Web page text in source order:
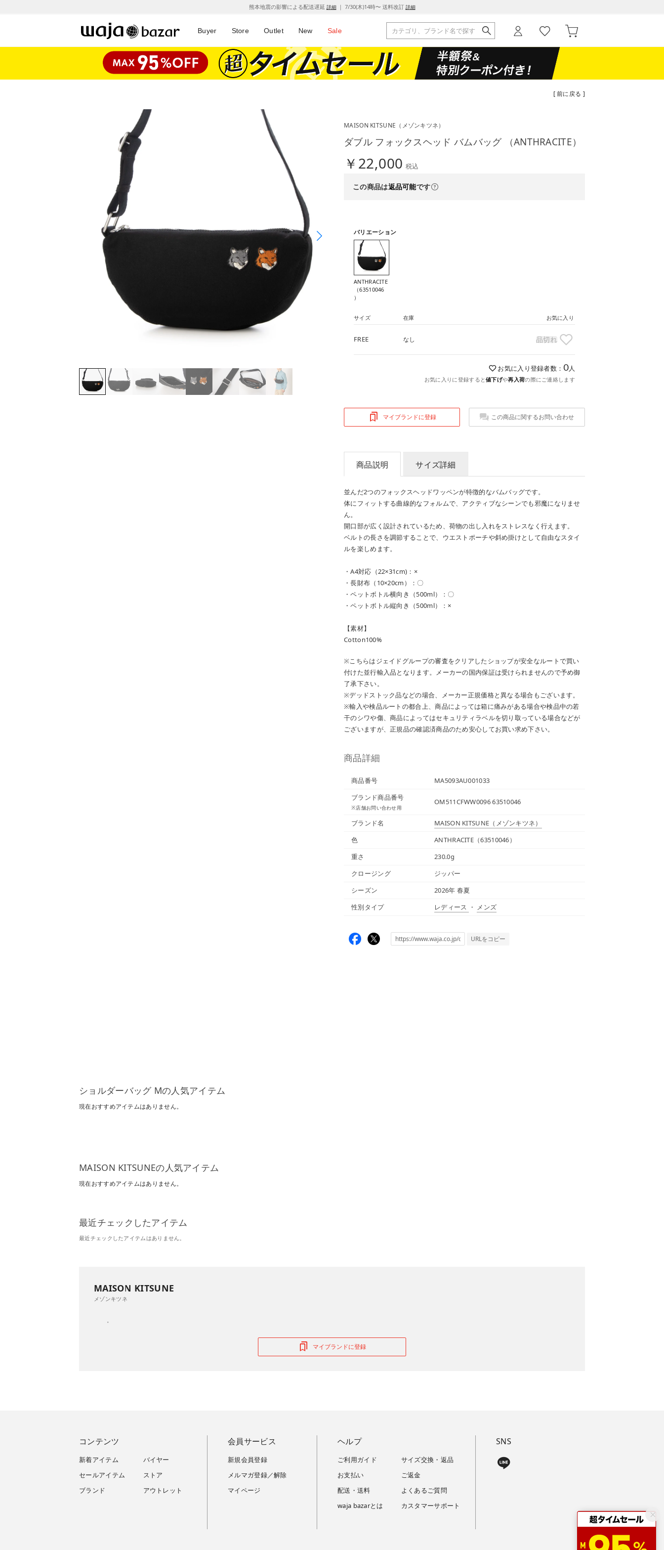
熊本地震の影響による配送遅延 詳細｜ 7/30(木)14時〜 送料改訂 詳細
Buyer Store Outlet New Sale
[ 前に戻る ]
MAISON KITSUNE （メゾンキツネ）
ダブル フォックスヘッド バムバッグ （ANTHRACITE）
￥22,000 税込
この商品は返品可能です
バリエーション
ANTHRACITE
（63510046
）
サイズ 在庫 お気に入り
FREE なし 品切れ
お気に入り登録者数： 0人
お気に入りに登録すると値下げや再入荷の際にご連絡します
マイブランドに登録 この商品に関するお問い合わせ
商品説明 サイズ詳細
並んだ2つのフォックスヘッドワッペンが特徴的なバムバッグです。
体にフィットする曲線的なフォルムで、アクティブなシーンでも邪魔になりませ
ん。
開口部が広く設計されているため、荷物の出し入れをストレスなく行えます。
ベルトの長さを調節することで、ウエストポーチや斜め掛けとして自由なスタイ
ルを楽しめます。
・A4対応（22×31cm)：×
・長財布（10×20cm）：〇
・ペットボトル横向き（500ml）：〇
・ペットボトル縦向き（500ml）：×
【素材】
Cotton100%
※こちらはジェイドグループの審査をクリアしたショップが安全なルートで買い
付けた並行輸入品となります。メーカーの国内保証は受けられませんので予め御
了承下さい。
※デッドストック品などの場合、メーカー正規価格と異なる場合もございます。
※輸入や検品ルートの都合上、商品によっては箱に痛みがある場合や検品中の若
干のシワや傷、商品によってはセキュリティラベルを切り取っている場合などが
ございますが、正規品の確認済商品のため安心してお買い求め下さい。
商品詳細
商品番号
MA5093AU001033
ブランド商品番号
※店舗お問い合わせ用
OM511CFWW0096 63510046
ブランド名 MAISON KITSUNE （メゾンキツネ）
色
ANTHRACITE（63510046）
重さ
230.0g
クロージング
ジッパー
シーズン
2026年 春夏
性別タイプ
レディース ・ メンズ
URLをコピー
ショルダーバッグ Mの人気アイテム
現在おすすめアイテムはありません。
MAISON KITSUNEの人気アイテム
現在おすすめアイテムはありません。
最近チェックしたアイテム
最近チェックしたアイテムはありません。
MAISON KITSUNE
メゾンキツネ
マイブランドに登録
コンテンツ
新着アイテム
セールアイテム
ブランド
バイヤー
ストア
アウトレット
会員サービス
新規会員登録
メルマガ登録／解除
マイページ
ヘルプ
ご利用ガイド
お支払い
配送・送料
waja bazarとは
サイズ交換・返品
ご返金
よくあるご質問
カスタマーサポート
SNS